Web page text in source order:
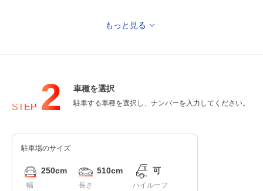
8月15日 (土) ¥3,500
8月16日 (日) ¥3,500
もっと見る
STEP 2 車種を選択
駐車する車種を選択し、ナンバーを入力してください。
駐車場のサイズ
幅
250cm
長さ
510cm
ハイルーフ
可